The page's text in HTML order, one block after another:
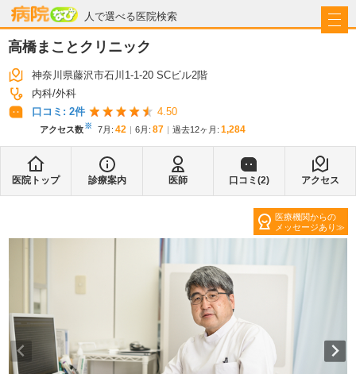
人で選べる医院検索
病院なび
高橋まことクリニック
神奈川県藤沢市石川1-1-20 SCビル2階
内科 外科
口コミ: 2件 4.50
アクセス数※ 7月 : 42 6月 : 87 過去12ヶ月: 1,284
医院トップ 診療案内 医師 口コミ(2) アクセス
医療機関からの
メッセージあり